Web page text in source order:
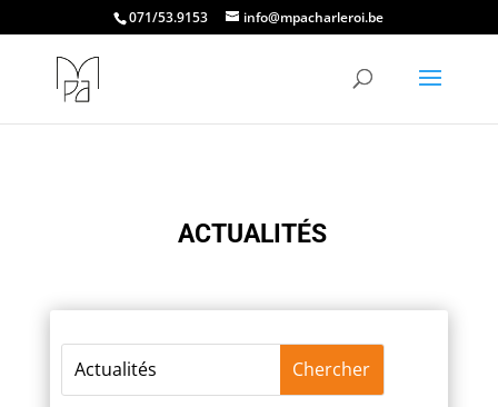
071/53.9153 info@mpacharleroi.be
ACTUALITÉS